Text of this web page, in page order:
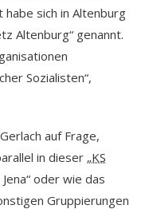
sich in Altenburg
Altenburg“ genannt.
Sozialisten“,
auf Frage,
in dieser „KS
oder wie das
Gruppierungen